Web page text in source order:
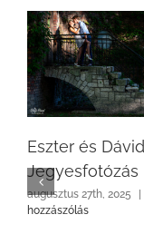
Eszter és Dávid
Jegyesfotózás
augusztus 27th, 2025
hozzászólás